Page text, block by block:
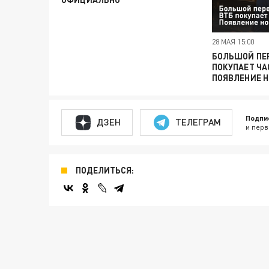
28 МАЯ 15:00
БОЛЬШОЙ
ПОКУПАЕТ
ПОЯВЛЕНИЕ
ДЗЕН ТЕЛЕГРАМ и
ПОДЕЛИТЬСЯ: